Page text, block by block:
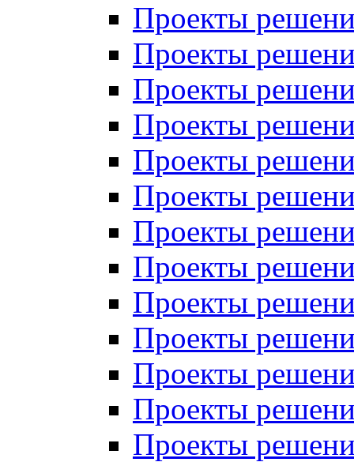
Проекты
Проекты
Проекты
Проекты
Проекты
Проекты
Проекты
Проекты
Проекты
Проекты
Проекты
Проекты
Проекты